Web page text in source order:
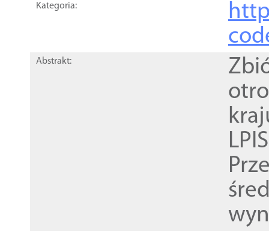
Kategoria:
Abstrakt: